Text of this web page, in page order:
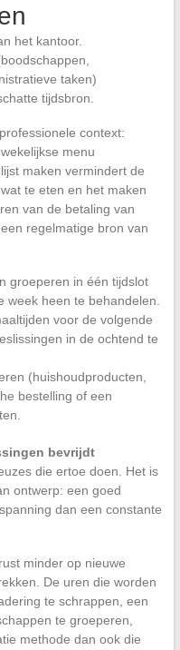
het kantoor.
taken)
tijdsbron.
context:
menu
maken vermindert de
te eten en het maken
van de betaling van
regelmatige bron van
groeperen in één tijdslot
week heen te behandelen.
voor de volgende
in de ochtend te
(huishoudproducten,
bestelling of een
bevrijdt
die ertoe doen. Het is
ontwerp: een goed
dan een constante
minder op nieuwe
De uren die worden
te schrappen, een
te groeperen,
methode dan ook die